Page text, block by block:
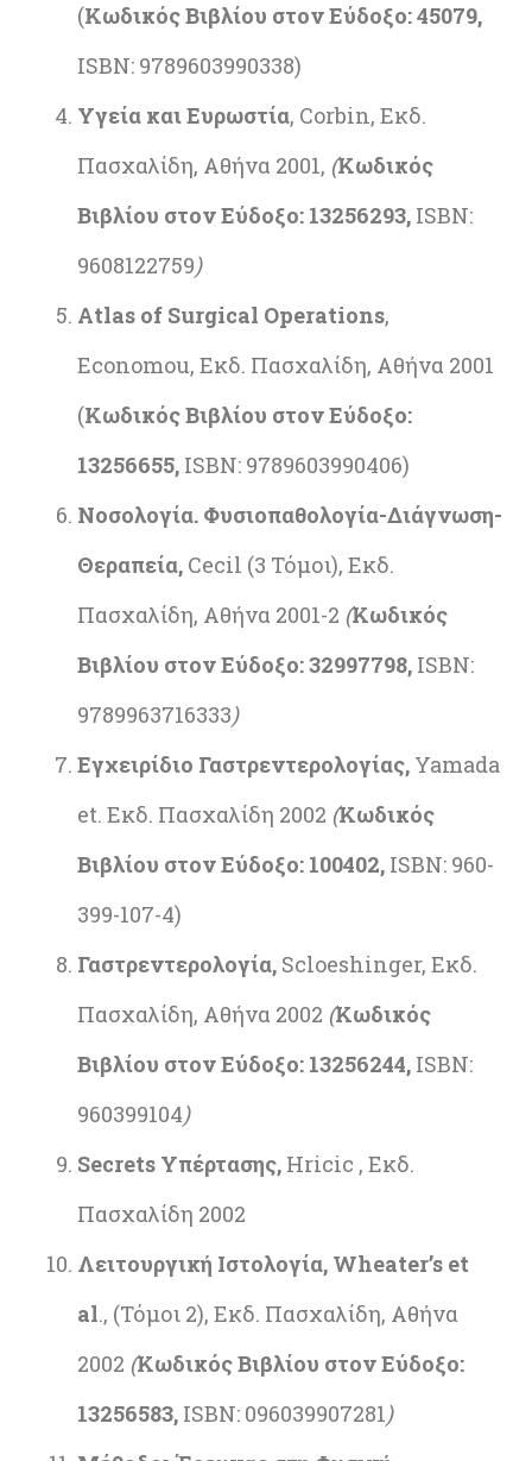
(Κωδικός Βιβλίου στον Εύδοξο: 45079,
ISBN: 9789603990338)
Υγεία και Ευρωστία, Corbin, Εκδ.
Πασχαλίδη, Αθήνα 2001, (Κωδικός
Βιβλίου στον Εύδοξο: 13256293, ISBN:
9608122759)
Αtlas of Surgical Operations,
Economou, Εκδ. Πασχαλίδη, Αθήνα 2001
(Κωδικός Βιβλίου στον Εύδοξο:
13256655, ISBN: 9789603990406)
Νοσολογία. Φυσιοπαθολογία-Διάγνωση-
Θεραπεία, Cecil (3 Τόμοι), Εκδ.
Πασχαλίδη, Αθήνα 2001-2 (Κωδικός
Βιβλίου στον Εύδοξο: 32997798, ISBN:
9789963716333)
Εγχειρίδιο Γαστρεντερολογίας, Yamada
et. Εκδ. Πασχαλίδη 2002 (Κωδικός
Βιβλίου στον Εύδοξο: 100402, ISBN: 960-
399-107-4)
Γαστρεντερολογία, Scloeshinger, Εκδ.
Πασχαλίδη, Αθήνα 2002 (Κωδικός
Βιβλίου στον Εύδοξο: 13256244, ISBN:
960399104)
Secrets Υπέρτασης, Hricic , Εκδ.
Πασχαλίδη 2002
Λειτουργική Ιστολογία, Wheater’s et
al., (Τόμοι 2), Εκδ. Πασχαλίδη, Αθήνα
2002 (Κωδικός Βιβλίου στον Εύδοξο:
13256583, ISBN: 096039907281)